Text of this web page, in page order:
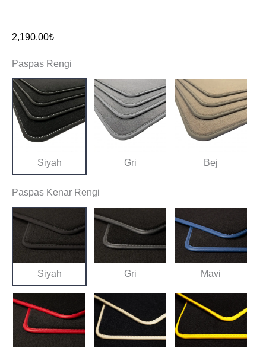
2,190.00₺
Paspas Rengi
Siyah Gri Bej
Paspas Kenar Rengi
Siyah Gri Mavi